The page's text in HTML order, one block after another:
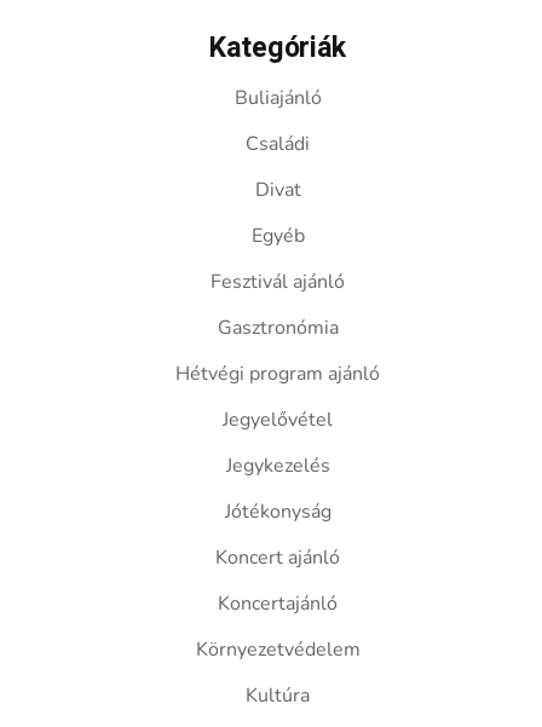
Kategóriák
Buliajánló
Családi
Divat
Egyéb
Fesztivál ajánló
Gasztronómia
Hétvégi program ajánló
Jegyelővétel
Jegykezelés
Jótékonyság
Koncert ajánló
Koncertajánló
Környezetvédelem
Kultúra